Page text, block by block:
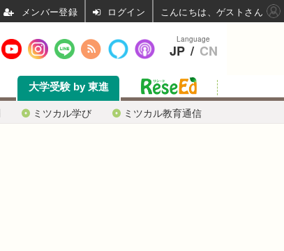
ミツカル学び ミツカル教育通信
大学受験 by 東進
Language
JP / CN
ログイン こんにちは、ゲストさん